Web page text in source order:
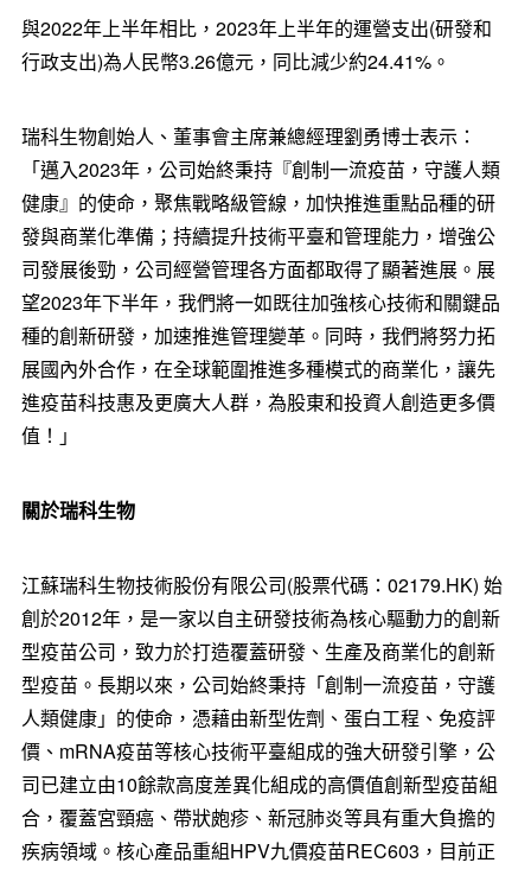
與2022年上半年相比，2023年上半年的運營支出(研發和
行政支出)為人民幣3.26億元，同比減少約24.41%。
瑞科生物創始人、董事會主席兼總經理劉勇博士表示：
「邁入2023年，公司始終秉持『創制一流疫苗，守護人類
健康』的使命，聚焦戰略級管線，加快推進重點品種的研
發與商業化準備；持續提升技術平臺和管理能力，增強公
司發展後勁，公司經營管理各方面都取得了顯著進展。展
望2023年下半年，我們將一如既往加強核心技術和關鍵品
種的創新研發，加速推進管理變革。同時，我們將努力拓
展國內外合作，在全球範圍推進多種模式的商業化，讓先
進疫苗科技惠及更廣大人群，為股東和投資人創造更多價
值！」
關於瑞科生物
江蘇瑞科生物技術股份有限公司(股票代碼：02179.HK) 始
創於2012年，是一家以自主研發技術為核心驅動力的創新
型疫苗公司，致力於打造覆蓋研發、生產及商業化的創新
型疫苗。長期以來，公司始終秉持「創制一流疫苗，守護
人類健康」的使命，憑藉由新型佐劑、蛋白工程、免疫評
價、mRNA疫苗等核心技術平臺組成的強大研發引擎，公
司已建立由10餘款高度差異化組成的高價值創新型疫苗組
合，覆蓋宮頸癌、帶狀皰疹、新冠肺炎等具有重大負擔的
疾病領域。核心產品重組HPV九價疫苗REC603，目前正